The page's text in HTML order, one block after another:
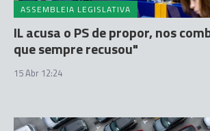
ASSEMBLEIA LEGISLATIVA
IL acusa o PS de propor, nos
que sempre recusou"
15 Abr 12:24